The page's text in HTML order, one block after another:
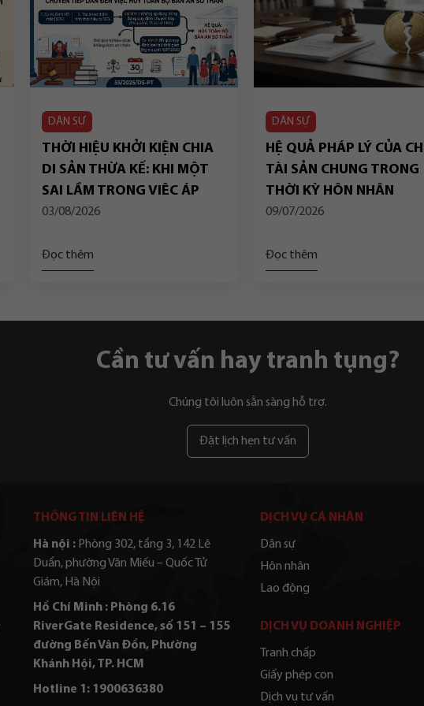
DÂN SỰ
THỜI HIỆU KHỞI KIỆN CHIA
DI SẢN THỪA KẾ: KHI MỘT
SAI LẦM TRONG VIỆC ÁP
DỤNG QUY ĐỊNH CHUYỂN
TOÀN BỘ BẢN ÁN SƠ THẨM
03/08/2026
Đọc thêm
DÂN SỰ
HỆ QUẢ PHÁP LÝ CỦA
TÀI SẢN CHUNG TRONG
THỜI KỲ HÔN NHÂN
09/07/2026
Đọc thêm
Cần tư vấn hay tranh tụng?
Chúng tôi luôn sẵn sàng hỗ trợ.
Đặt lịch hẹn tư vấn
THÔNG TIN LIÊN HỆ
Hà nội : Phòng 302, tầng 3, 142 Lê
Duẩn, phường Văn Miếu – Quốc Tử
Giám, Hà Nội
Hồ Chí Minh : Phòng 6.16
RiverGate Residence, số 151 – 155
đường Bến Vân Đồn, Phường
Khánh Hội, TP. HCM
Hotline 1: 1900636380
DỊCH VỤ CÁ NHÂN
Dân sự
Hôn nhân
Lao động
DỊCH VỤ DOANH NGHIỆP
Tranh chấp
Giấy phép con
Dịch vụ tư vấn